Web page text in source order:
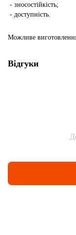
- зносостійкість;
- доступність.
Можливе
Відгуки